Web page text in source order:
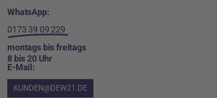
WhatsApp:
0173 39 09 229
montags bis freitags
8 bis 20 Uhr
E-Mail:
KUNDEN@DEW21.DE